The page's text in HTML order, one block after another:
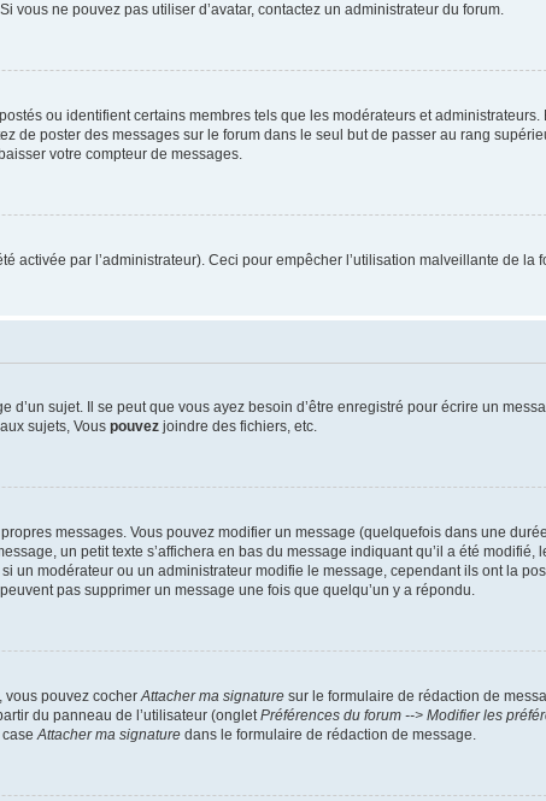
ne pouvez pas utiliser d’avatar, contactez un administrateur du forum.
ou identifient certains membres tels que les modérateurs et
de poster des messages sur le forum dans le seul but de passer au rang
votre compteur de messages.
activée par l’administrateur). Ceci pour empêcher l’utilisation malveillante de la
sujet. Il se peut que vous ayez besoin d’être enregistré pour écrire un
sujets, Vous pouvez joindre des fichiers, etc.
messages. Vous pouvez modifier un message (quelquefois dans une
un petit texte s’affichera en bas du message indiquant qu’il a été modifié,
un modérateur ou un administrateur modifie le message, cependant ils ont la
pas supprimer un message une fois que quelqu’un y a répondu.
vous pouvez cocherAttacher ma signature sur le formulaire de rédaction de
du panneau de l’utilisateur (ongletPréférences du forum --> Modifier les
caseAttacher ma signature dans le formulaire de rédaction de message.